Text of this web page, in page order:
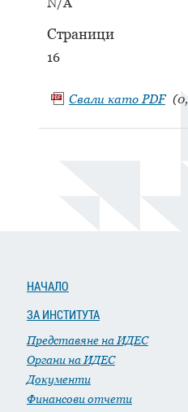
Страници
16
Свали като PDF
НАЧАЛО
ЗА ИНСТИТУТА
Представяне на ИДЕС
Органи на ИДЕС
Документи
Финансови отчети